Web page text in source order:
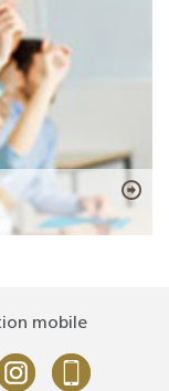
mobile